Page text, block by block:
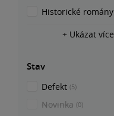
Historické romány
+ Ukázat více
Stav
Defekt (5)
Novinka (0)